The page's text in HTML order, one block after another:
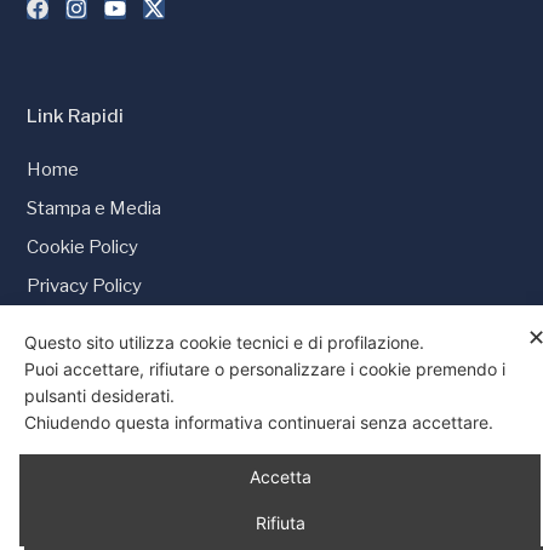
Link Rapidi
Home
Stampa e Media
Cookie Policy
Privacy Policy
© 1997 - 2026 Tutti i diritti riservati
Questo sito utilizza cookie tecnici e di profilazione.
Puoi accettare, rifiutare o personalizzare i cookie premendo i
pulsanti desiderati.
Chiudendo questa informativa continuerai senza accettare.
Accetta
Rifiuta